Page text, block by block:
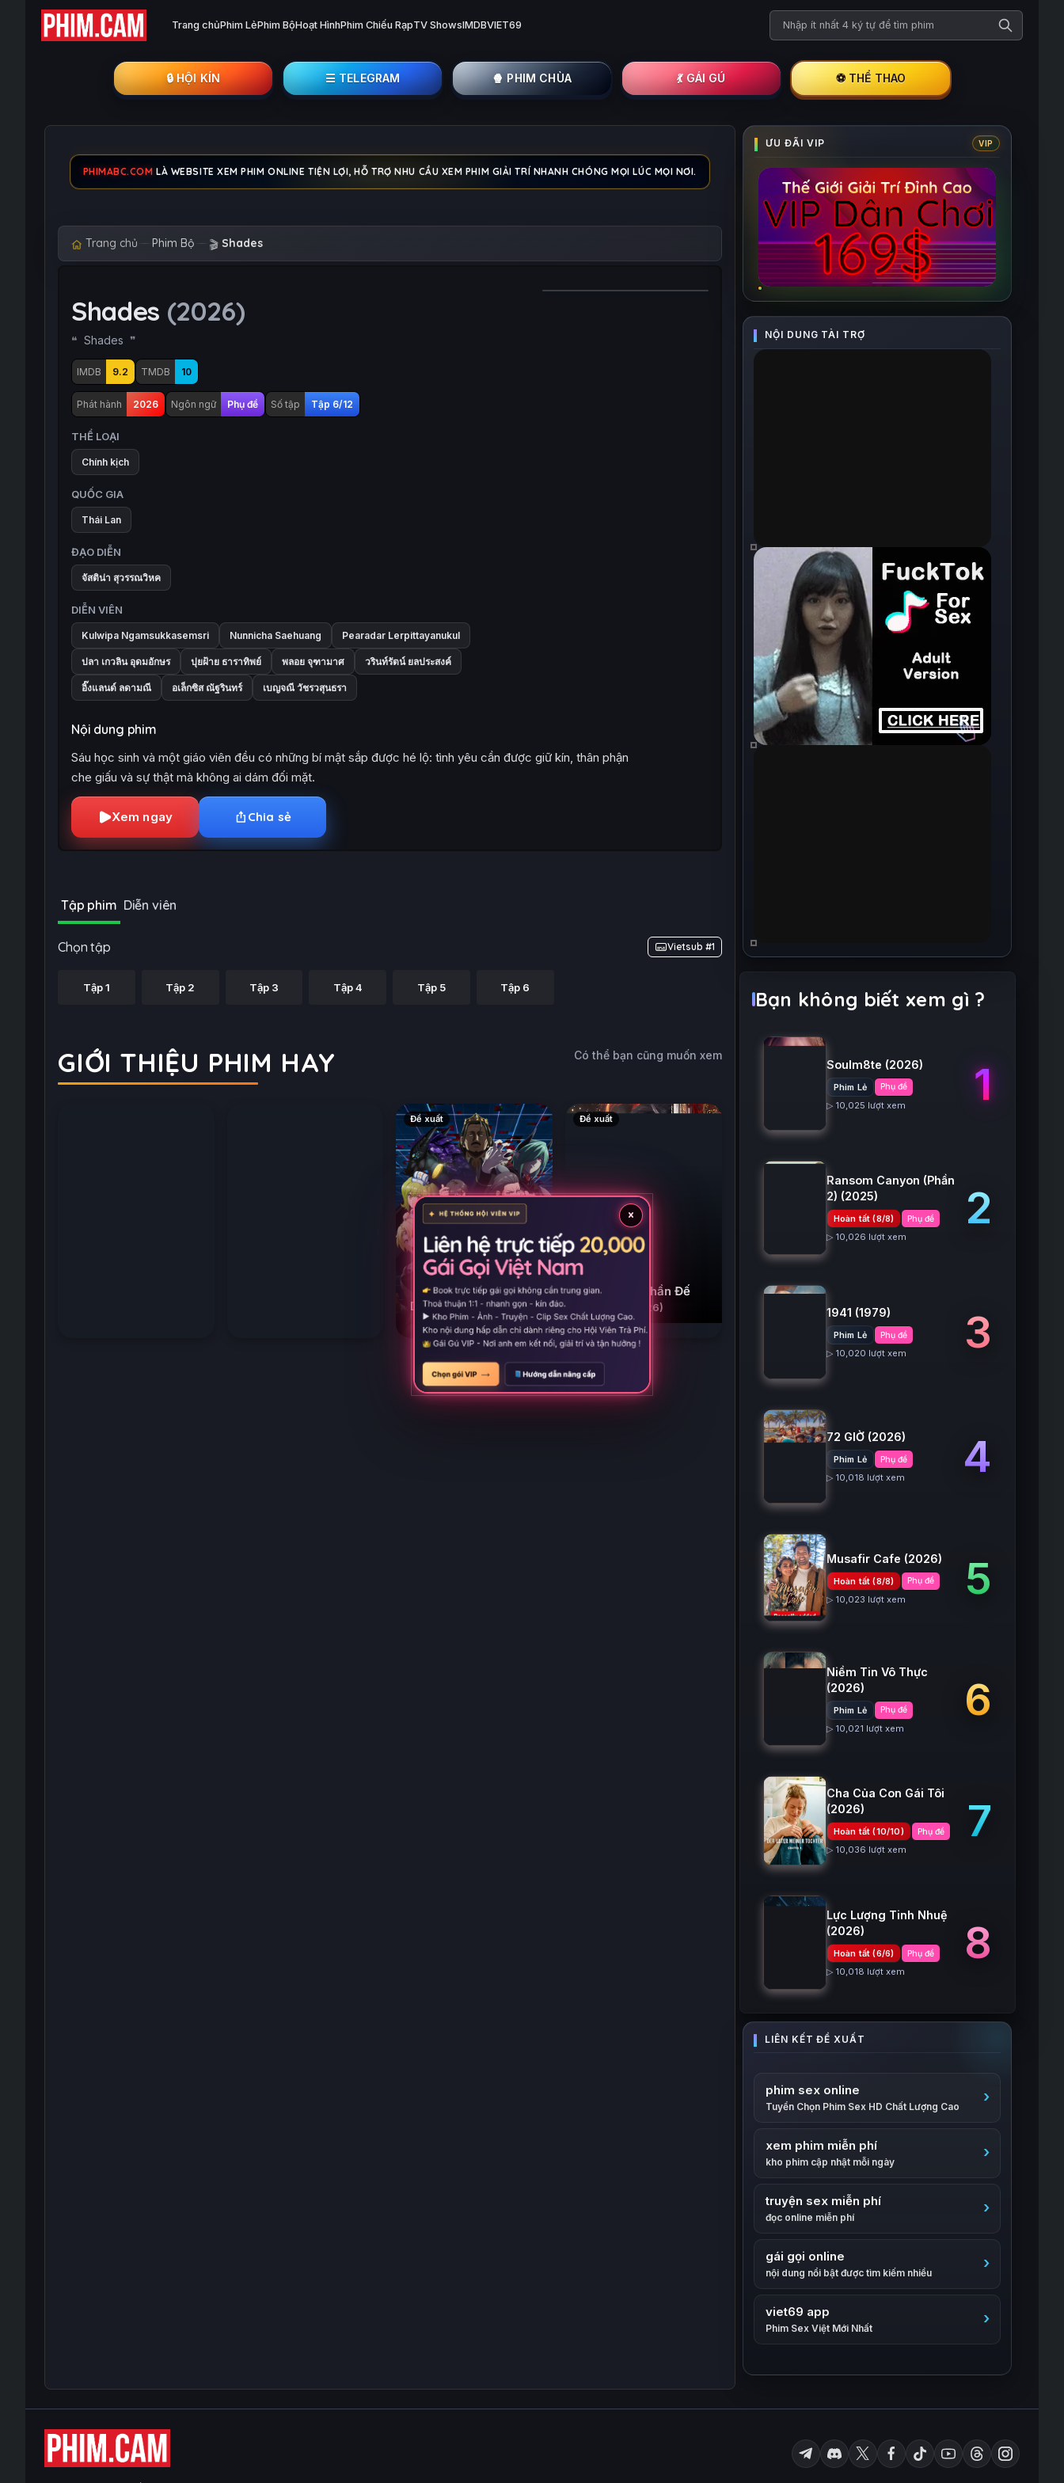
Trang chủPhim LẻPhim BộHoạt HìnhPhim Chiếu RạpTV ShowsIMDBVIET69 Tìm kiếm phim
🔒︎ HỘI KÍN ☰ TELEGRAM 🍿 PHIM CHÙA 💃 GÁI GÚ ⚽ THỂ THAO
PHIMABC.COM LÀ WEBSITE XEM PHIM ONLINE TIỆN LỢI, HỖ TRỢ NHU CẦU XEM PHIM GIẢI TRÍ NHANH CHÓNG MỌI LÚC MỌI NƠI.
Trang chủ Phim Bộ 🎬 Shades
Shades (2026)
Shades
IMDB 9.2 TMDB 10
Phát hành 2026 Ngôn ngữ Phụ đề Số tập Tập 6/12
THỂ LOẠI
Chính kịch
QUỐC GIA
Thái Lan
ĐẠO DIỄN
จัสติน่า สุวรรณวิหค
DIỄN VIÊN
Kulwipa Ngamsukkasemsri Nunnicha Saehuang Pearadar Lerpittayanukul
ปลา เกวลิน อุดมอักษร ปุยฝ้าย ธาราทิพย์ พลอย จุฑามาศ วรินท์รัตน์ ยลประสงค์
อิ๊งแลนด์ ลดามณี อเล็กซิส ณัฐรินทร์ เบญจณี วัชรวสุนธรา
Nội dung phim
Sáu học sinh và một giáo viên đều có những bí mật sắp được hé lộ: tình yêu cần được giữ kín, thân phận
che giấu và sự thật mà không ai dám đối mặt.
Xem ngay Chia sẻ
Tập phim Diễn viên
Chọn tập Vietsub #1
Tập 1 Tập 2 Tập 3 Tập 4 Tập 5 Tập 6
GIỚI THIỆU PHIM HAY Có thể bạn cũng muốn xem
Cuộc Đua Sinh Tử
(2026)
Tanya Chiến Ký (Phần
Đề xuất
Dân Làng Cấp 999 Từ
Làng Quê (2026)
Đề xuất
Vạn Cổ Thần Đế
(2026)
Bạn không biết xem gì ?
Soulm8te (2026)
Phim Lẻ Phụ đề
▷ 10,025 lượt xem 1
Ransom Canyon (Phần
2) (2025)
Hoàn tất (8/8) Phụ đề
▷ 10,026 lượt xem
2
1941 (1979)
Phim Lẻ Phụ đề
▷ 10,020 lượt xem 3
72 GIỜ (2026)
Phim Lẻ Phụ đề
▷ 10,018 lượt xem 4
Musafir Cafe (2026)
Hoàn tất (8/8) Phụ đề
▷ 10,023 lượt xem 5
Niềm Tin Vô Thực
(2026)
Phim Lẻ Phụ đề
▷ 10,021 lượt xem
6
Cha Của Con Gái Tôi
(2026)
Hoàn tất (10/10) Phụ đề
▷ 10,036 lượt xem
7
Lực Lượng Tinh Nhuệ
(2026)
Hoàn tất (6/6) Phụ đề
▷ 10,018 lượt xem
8
phim sex online
Tuyển Chọn Phim Sex HD Chất Lượng Cao
xem phim miễn phí
kho phim cập nhật mỗi ngày
truyện sex miễn phí
đọc online miễn phí
gái gọi online
nội dung nổi bật được tìm kiếm nhiều
viet69 app
Phim Sex Việt Mới Nhất
×